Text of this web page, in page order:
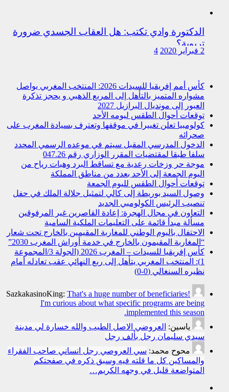
الدكتورة وادي تكتب: هل العقاب الجسدي ضرورة
تربوية؟
2 فبراير 2020 4
كأس أمم إفريقيا للسيدات 2026: المنتخب المغربي يواصل
مشواره المتميز بالتأهل إلى المربع الذهبي و يحجز تذكرة
العبور إلى مونديال البرازيل 2027
توقعات أحوال الطقس ليومه الأحد
كولومبيا تعلن تغييرا في موقفها وتعترف بسيادة المغرب على
صحرائه
الدخول المدرسي المقبل سیتم في موعده الرسمي المحدد
سلفا طبقا لمقتضیات المقرر الوزاري رقم 047.26
موجة حر وزخات رعدية مع تساقط البرد وهبات رياح من
اليوم الجمعة إلى الأحد بعدد من مناطق المملكة
توقعات أحوال الطقس لليوم الجمعة
وصول السيد بوريطة إلى كالي لتمثيل جلالة الملك في حفل
تنصيب الرئيس الكولومبي الجديد
التعاون في مجال الهجرة: إعادة القاصرين غير المرفوقين
مسألة مبدأ قائمة على التعليمات الملكية السامية
الاحتفال باليوم الوطني للمغاربة المقيمين بالخارج تحت شعار
“المغاربة المقيمون بالخارج في خدمة أوراش المغرب 2030”
كأس إفريقيا للسيدات – المغرب 2026 (الجولة 3/المجموعة
1): المنتخب المغربي يتأهل إلى ربع النهائي عقب تعادله أمام
نظيره السنغالي (0-0)
SazkakasinoKing: That's a huge number of beneficiaries!
I'm curious about what specific programs are being
implemented this season.
ياسين: العروضي الاصل الطيب والله خسارة لي مدينة
سيدي سليمان رجل بألف رجل
محوح محمد: سي العروصي رجل انساني صاحب الفقراء
والمساكين كل ما قلته فيه وسبق ذكره في صفحتكم
المتواضعة قليل في وجهه الكريم…